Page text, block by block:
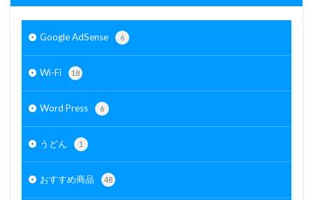
Google AdSense 6
Wi-Fi 18
Word Press 6
うどん 1
おすすめ商品 48